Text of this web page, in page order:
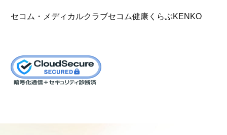
セコム・メディカルクラブセコム健康くらぶKENKO